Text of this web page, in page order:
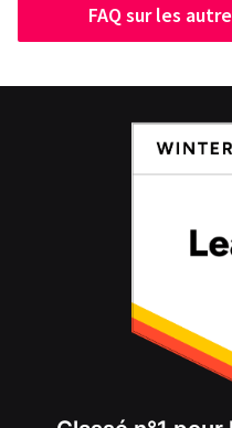
FAQ sur les